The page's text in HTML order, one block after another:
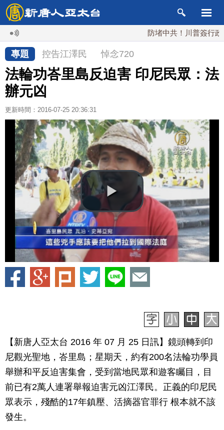
防堵中共！川普簽行政令
專題 控告江澤民 悼念720
法輪功峇里島反迫害 印尼民眾：法
辦元凶
更新時間：2016-07-25 20:36:31
【新唐人亞太台 2016 年 07 月 25 日訊】鏡頭轉到印
尼觀光聖地，峇里島；星期天，約有200名法輪功學員
舉辦和平反迫害集會，受到當地民眾和遊客矚目，目
前已有2萬人連署舉報迫害元凶江澤民。正義的印尼民
眾表示，殘酷的17年鎮壓、活摘器官罪行 根本就不該
發生。